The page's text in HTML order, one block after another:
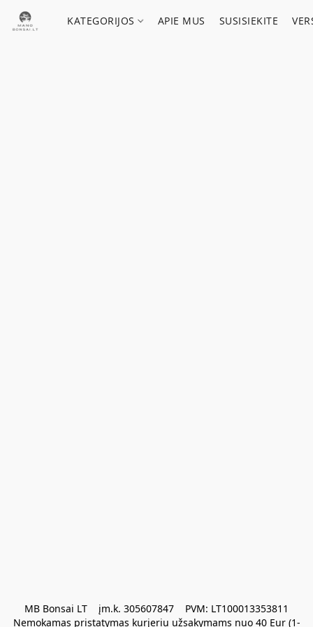
KATEGORIJOS APIE MUS SUSISIEKITE
MB Bonsai LT    įm.k. 305607847    PVM: LT100013353811
Nemokamas pristatymas kurjeriu užsakymams nuo 40 Eur (1-